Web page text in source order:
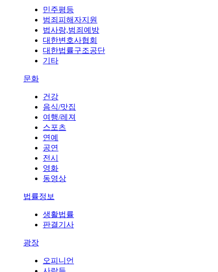
민주평등
범죄피해자지원
법사랑,범죄예방
대한변호사협회
대한법률구조공단
기타
문화
건강
음식/맛집
여행/레져
스포츠
연예
공연
전시
영화
동영상
법률정보
생활법률
판결기사
광장
오피니언